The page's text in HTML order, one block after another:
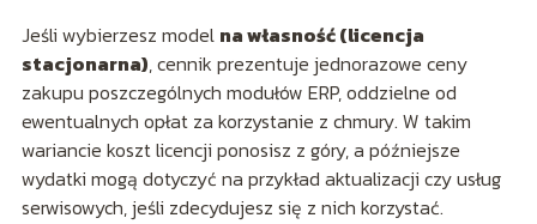
Jeśli wybierzesz model na własność (licencja
stacjonarna), cennik prezentuje jednorazowe ceny
zakupu poszczególnych modułów ERP, oddzielne od
ewentualnych opłat za korzystanie z chmury. W takim
wariancie koszt licencji ponosisz z góry, a późniejsze
wydatki mogą dotyczyć na przykład aktualizacji czy usług
serwisowych, jeśli zdecydujesz się z nich korzystać.